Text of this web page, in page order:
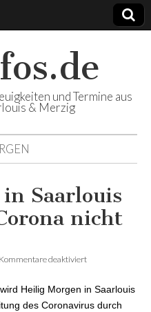
und Termine aus
& Merzig
Saarlouis
nicht
Kommentare deaktiviert
nicht statt
Heilig Morgen in Saarlouis
des Coronavirus durch